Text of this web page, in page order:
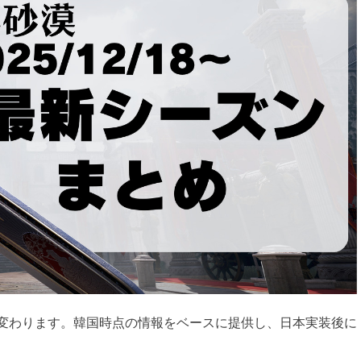
ります。韓国時点の情報をベースに提供し、日本実装後に